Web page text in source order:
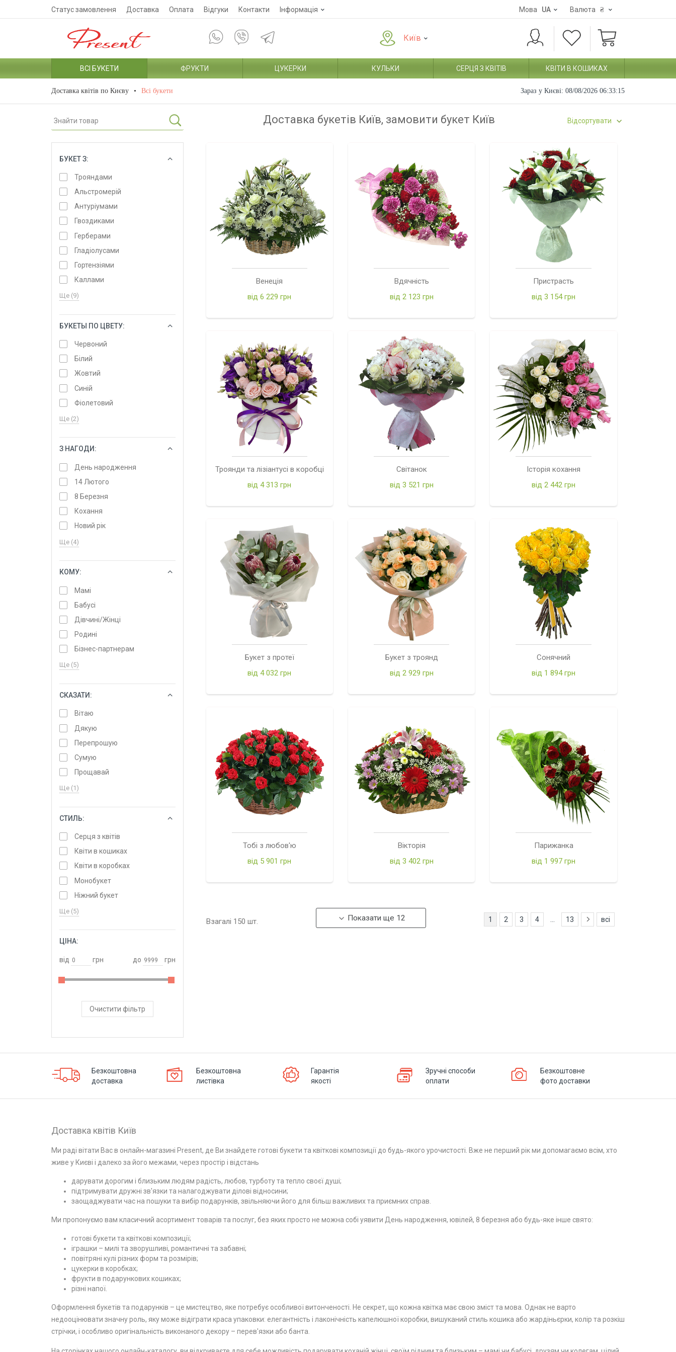
Статус замовлення Доставка Оплата Відгуки Контакти Інформація Мова UA Валюта ₴
Київ
ВСІ БУКЕТИ ФРУКТИ ЦУКЕРКИ КУЛЬКИ СЕРЦЯ З КВІТІВ КВІТИ В КОШИКАХ
Доставка квітів по Києву Всі букети Зараз у Києві: 08/08/2026 06:33:16
БУКЕТ З:
Трояндами
Альстромерій
Антуріумами
Гвоздиками
Герберами
Гладіолусами
Гортензіями
Каллами
Ще (9)
БУКЕТЫ ПО ЦВЕТУ:
Червоний
Білий
Жовтий
Синій
Фіолетовий
Ще (2)
З НАГОДИ:
День народження
14 Лютого
8 Березня
Кохання
Новий рік
Ще (4)
КОМУ:
Мамі
Бабусі
Дівчині/Жінці
Родині
Бізнес-партнерам
Ще (5)
СКАЗАТИ:
Вітаю
Дякую
Перепрошую
Сумую
Прощавай
Ще (1)
СТИЛЬ:
Серця з квітів
Квіти в кошиках
Квіти в коробках
Монобукет
Ніжний букет
Ще (5)
ЦІНА:
від грн до грн
Очистити фільтр
Доставка букетів Київ, замовити букет Київ Відсортувати
Венеція
від 6 229 грн
Вдячність
від 2 123 грн
Пристрасть
від 3 154 грн
Троянди та лізіантусі в коробці
від 4 313 грн
Світанок
від 3 521 грн
Історія кохання
від 2 442 грн
Букет з протеї
від 4 032 грн
Букет з троянд
від 2 929 грн
Сонячний
від 1 894 грн
Тобі з любов'ю
від 5 901 грн
Вікторія
від 3 402 грн
Парижанка
від 1 997 грн
Взагалі 150 шт. Показати ще 12 1 2 3 4 13 всі
Безкоштовна
доставка
Безкоштовна
листівка
Гарантія
якості
Зручні способи
оплати
Безкоштовне
фото доставки
Доставка квітів Київ
Ми раді вітати Вас в онлайн-магазині Present, де Ви знайдете готові букети та квіткові композиції до будь-якого урочистості. Вже не перший рік ми допомагаємо всім, хто
живе у Києві і далеко за його межами, через простір і відстань
дарувати дорогим і близьким людям радість, любов, турботу та тепло своєї душі;
підтримувати дружні зв'язки та налагоджувати ділові відносини;
заощаджувати час на пошуки та вибір подарунків, звільняючи його для більш важливих та приємних справ.
Ми пропонуємо вам класичний асортимент товарів та послуг, без яких просто не можна собі уявити День народження, ювілей, 8 березня або будь-яке інше свято:
готові букети та квіткові композиції;
іграшки – милі та зворушливі, романтичні та забавні;
повітряні кулі різних форм та розмірів;
цукерки в коробках;
фрукти в подарункових кошиках;
різні напої.
Оформлення букетів та подарунків – це мистецтво, яке потребує особливої ​​витонченості. Не секрет, що кожна квітка має свою зміст та мова. Однак не варто
недооцінювати значну роль, яку може відіграти краса упаковки: елегантність і лаконічність капелюшної коробки, вишуканий стиль кошика або жардіньєрки, колір та розкіш
стрічки, і особливо оригінальність виконаного декору – перев'язки або банта.